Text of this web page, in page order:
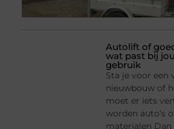
Autolift of
wat past bij
gebruik
Sta je voor een
nieuwbouw of
moet er iets
worden auto’s
materialen